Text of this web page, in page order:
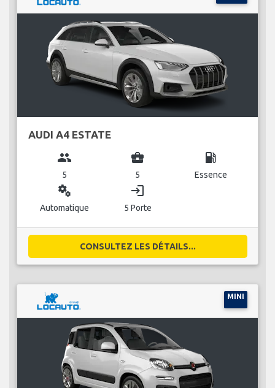
AUDI A4 ESTATE
group
5
business_center
5
local_gas_station
Essence
miscellaneous_services
Automatique
login
5 Porte
CONSULTEZ LES DÉTAILS...
MINI